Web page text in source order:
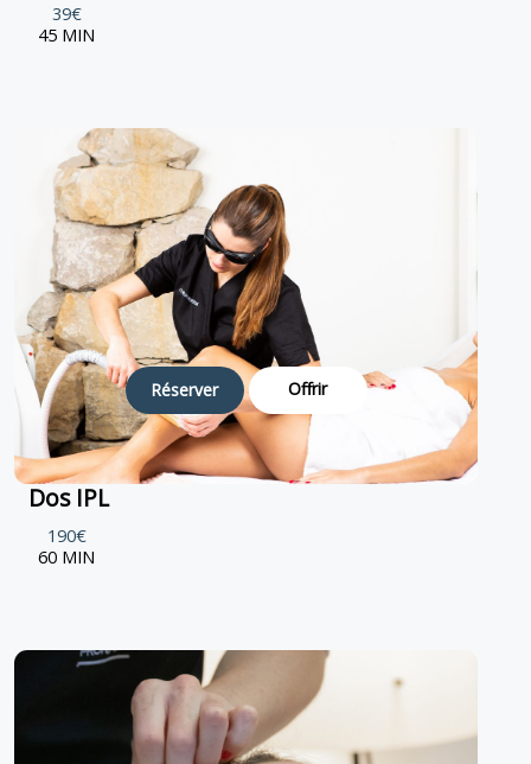
39€
45 MIN
Réserver Offrir
Dos IPL
190€
60 MIN